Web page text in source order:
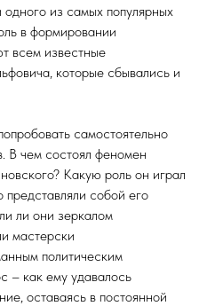
из самых популярных
в формировании
всем известные
которые сбывались и
самостоятельно
В чем состоял феномен
Какую роль он играл
собой его
ли они зеркалом
мастерски
политическим
– как ему удавалось
оставаясь в постоянной